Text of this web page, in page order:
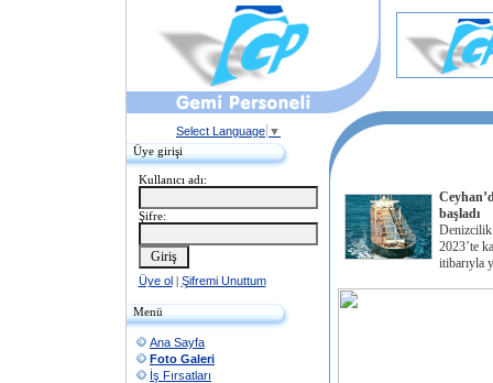
Select Language ▼
Üye girişi
Kullanıcı adı:
Şifre:
Üye ol| Şifremi Unuttum
Menü
Ana Sayfa
Foto Galeri
İş Fırsatları
başladı
2023’te
itibarıyla